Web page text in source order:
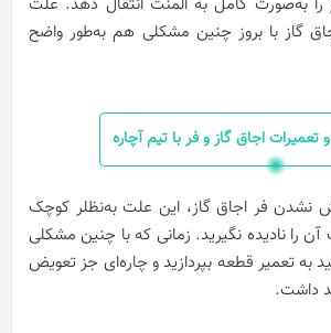
گاز با بروز چنین مشکلی هم به‌طور واضح
تعمیرات اجاق گاز و فر با تیم آچاره
نشدن فر اجاق گاز، این علت به‌نظلر کوچک
را نادیده نگیرید. زمانی که با چنین مشکلی
به تعمیر قطعه بپردازید و چاره‌ای جز تعویض
داشت.